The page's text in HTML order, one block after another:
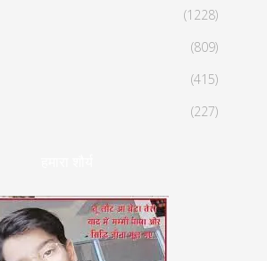
(1228)
(809)
(415)
(227)